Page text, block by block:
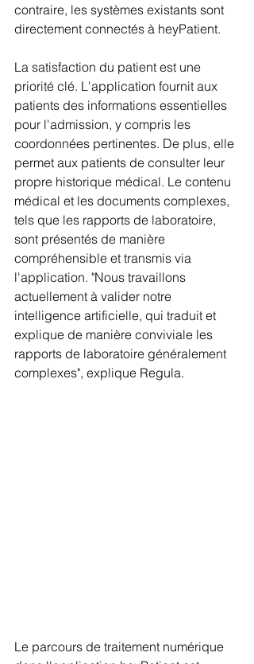
contraire, les systèmes existants sont
directement connectés à heyPatient.
La satisfaction du patient est une
priorité clé. L'application fournit aux
patients des informations essentielles
pour l'admission, y compris les
coordonnées pertinentes. De plus, elle
permet aux patients de consulter leur
propre historique médical. Le contenu
médical et les documents complexes,
tels que les rapports de laboratoire,
sont présentés de manière
compréhensible et transmis via
l'application. "Nous travaillons
actuellement à valider notre
intelligence artificielle, qui traduit et
explique de manière conviviale les
rapports de laboratoire généralement
complexes", explique Regula.
Le parcours de traitement numérique